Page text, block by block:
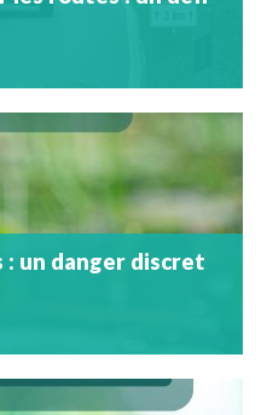
: un danger discret